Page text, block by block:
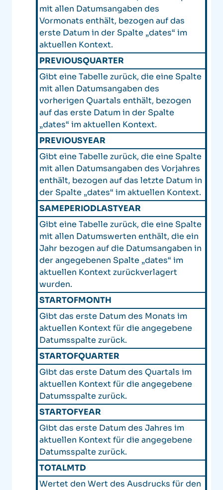
mit allen Datumsangaben des
Vormonats enthält, bezogen auf das
erste Datum in der Spalte „dates“ im
aktuellen Kontext.
PREVIOUSQUARTER
Gibt eine Tabelle zurück, die eine Spalte
mit allen Datumsangaben des
vorherigen Quartals enthält, bezogen
auf das erste Datum in der Spalte
„dates“ im aktuellen Kontext.
PREVIOUSYEAR
Gibt eine Tabelle zurück, die eine Spalte
mit allen Datumsangaben des Vorjahres
enthält, bezogen auf das letzte Datum in
der Spalte „dates“ im aktuellen Kontext.
SAMEPERIODLASTYEAR
Gibt eine Tabelle zurück, die eine Spalte
mit allen Datumswerten enthält, die ein
Jahr bezogen auf die Datumsangaben in
der angegebenen Spalte „dates“ im
aktuellen Kontext zurückverlagert
wurden.
STARTOFMONTH
Gibt das erste Datum des Monats im
aktuellen Kontext für die angegebene
Datumsspalte zurück.
STARTOFQUARTER
Gibt das erste Datum des Quartals im
aktuellen Kontext für die angegebene
Datumsspalte zurück.
STARTOFYEAR
Gibt das erste Datum des Jahres im
aktuellen Kontext für die angegebene
Datumsspalte zurück.
TOTALMTD
Wertet den Wert des Ausdrucks für den